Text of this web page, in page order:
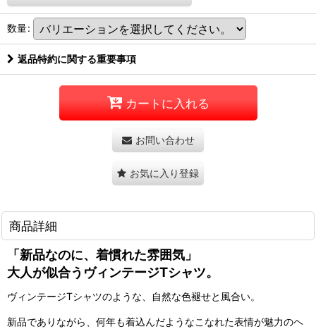
数量:
返品特約に関する重要事項
カートに入れる
お問い合わせ
お気に入り登録
商品詳細
「新品なのに、着慣れた雰囲気」
大人が似合うヴィンテージTシャツ。
ヴィンテージTシャツのような、自然な色褪せと風合い。
新品でありながら、何年も着込んだようなこなれた表情が魅力のヘ